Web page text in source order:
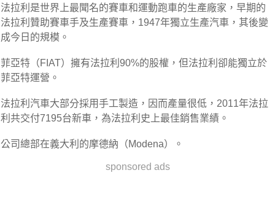
法拉利是世界上最聞名的賽車和運動跑車的生產廠家，早期的
法拉利贊助賽車手及生產賽車，1947年獨立生產汽車，其後變
成今日的規模。
菲亞特（FIAT）擁有法拉利90%的股權，但法拉利卻能獨立於
菲亞特運營。
法拉利汽車大部分採用手工製造，因而產量很低，2011年法拉
利共交付7195台新車，為法拉利史上最佳銷售業績。
公司總部在義大利的摩德納（Modena）。
sponsored ads